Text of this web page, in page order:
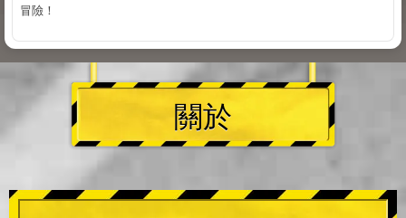
冒險！
關於